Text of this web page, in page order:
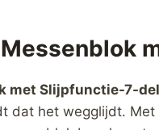
met Slijpfunctie-7-
dat het wegglijdt.